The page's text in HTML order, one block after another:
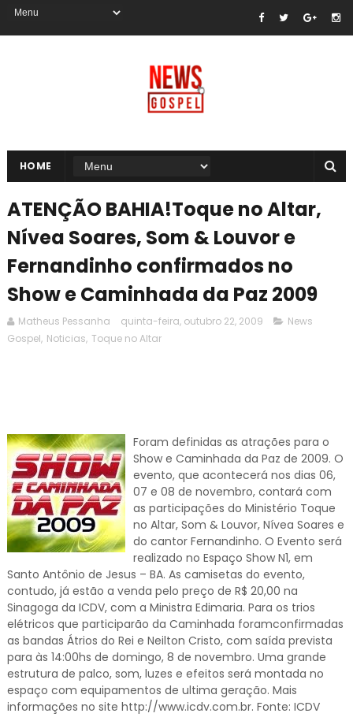
HOME
ATENÇÃO BAHIA!Toque no Altar,
Nívea Soares, Som & Louvor e
Fernandinho confirmados no
Show e Caminhada da Paz 2009
Matheus Pessanha quinta-feira, outubro 22, 2009
News
Gospel, Noticias, Toque no Altar
Foram definidas as atrações para o
Show e Caminhada da Paz de 2009. O
evento, que acontecerá nos dias 06,
07 e 08 de novembro, contará com
as participações do Ministério Toque
no Altar, Som & Louvor, Nívea Soares e
do cantor Fernandinho. O Evento será
realizado no Espaço Show N1, em
Santo Antônio de Jesus – BA. As camisetas do evento,
contudo, já estão a venda pelo preço de R$ 20,00 na
Sinagoga da ICDV, com a Ministra Edimaria. Para os trios
elétricos que participarão da Caminhada foramconfirmadas
as bandas Átrios do Rei e Neilton Cristo, com saída prevista
para às 14:00hs de domingo, 8 de novembro. Uma grande
estrutura de palco, som, luzes e efeitos será montada no
espaço com equipamentos de ultima geração. Mais
informações no site http://www.icdv.com.br. Fonte: ICDV